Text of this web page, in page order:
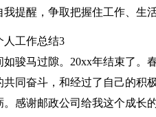
我提醒，争取把握住工作、生
人工作总结3
如骏马过隙。20xx年结束了。
共同奋斗，和经过了自己的积
。感谢邮政公司给我这个成长